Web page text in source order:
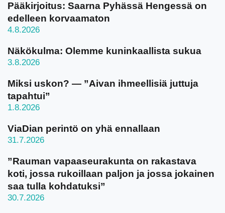
Pääkirjoitus: Saarna Pyhässä Hengessä on
edelleen korvaamaton
4.8.2026
Näkökulma: Olemme kuninkaallista sukua
3.8.2026
Miksi uskon? — ”Aivan ihmeellisiä juttuja
tapahtui”
1.8.2026
ViaDian perintö on yhä ennallaan
31.7.2026
”Rauman vapaaseurakunta on rakastava
koti, jossa rukoillaan paljon ja jossa jokainen
saa tulla kohdatuksi”
30.7.2026